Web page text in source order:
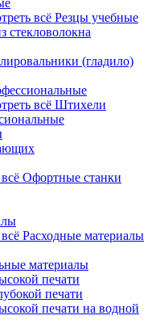
всё Резцы учебные
стекловолокна
(гладило)
всё Штихели
Офортные станки
Расходные материалы
материалы
печати
печати
печати на водной